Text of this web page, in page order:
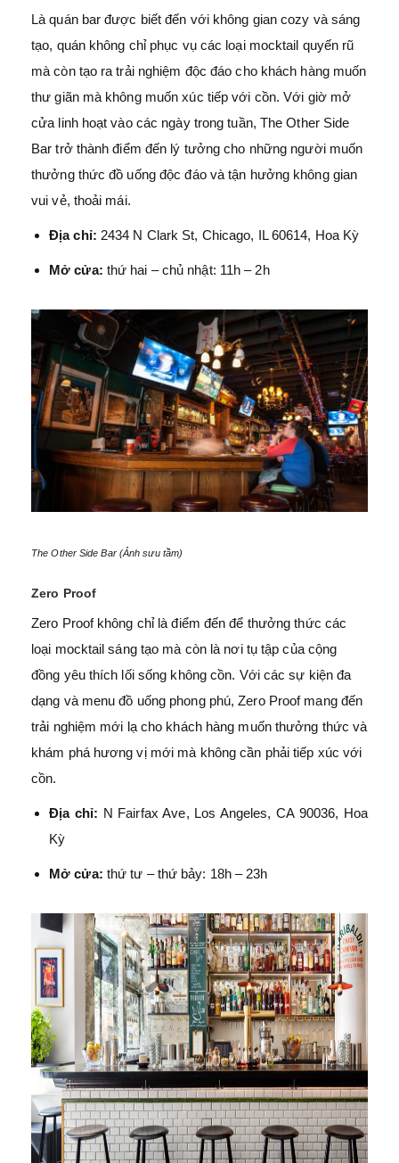
Là quán bar được biết đến với không gian cozy và sáng
tạo, quán không chỉ phục vụ các loại mocktail quyến rũ
mà còn tạo ra trải nghiệm độc đáo cho khách hàng muốn
thư giãn mà không muốn xúc tiếp với cồn. Với giờ mở
cửa linh hoạt vào các ngày trong tuần, The Other Side
Bar trở thành điểm đến lý tưởng cho những người muốn
thưởng thức đồ uống độc đáo và tận hưởng không gian
vui vẻ, thoải mái.
Địa chỉ: 2434 N Clark St, Chicago, IL 60614, Hoa Kỳ
Mở cửa: thứ hai – chủ nhật: 11h – 2h
The Other Side Bar (Ảnh sưu tầm)
Zero Proof
Zero Proof không chỉ là điểm đến để thưởng thức các
loại mocktail sáng tạo mà còn là nơi tụ tập của cộng
đồng yêu thích lối sống không cồn. Với các sự kiện đa
dạng và menu đồ uống phong phú, Zero Proof mang đến
trải nghiệm mới lạ cho khách hàng muốn thưởng thức và
khám phá hương vị mới mà không cần phải tiếp xúc với
cồn.
Địa chỉ: N Fairfax Ave, Los Angeles, CA 90036, Hoa
Kỳ
Mở cửa: thứ tư – thứ bảy: 18h – 23h